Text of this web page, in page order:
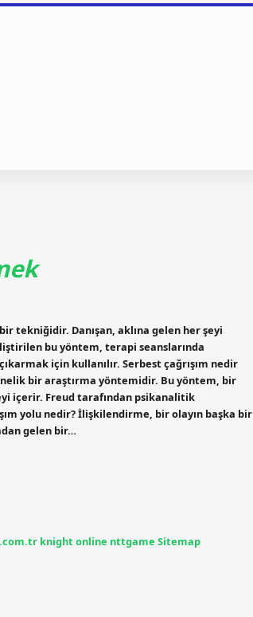
tekniğidir. Danışan, aklına gelen her şeyi
bu yöntem, terapi seanslarında
için kullanılır. Serbest çağrışım nedir
bir araştırma yöntemidir. Bu yöntem, bir
içerir. Freud tarafından psikanalitik
yolu nedir? İlişkilendirme, bir olayın başka bir
gelen bir…
knight online nttgame Sitemap